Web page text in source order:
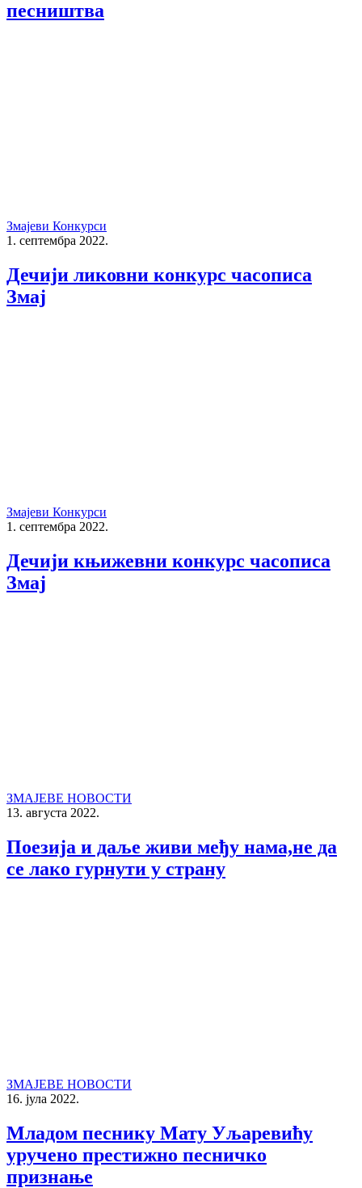
песништва
Змајеви Конкурси
1. септембра 2022.
Дечији ликовни конкурс часописа
Змај
Змајеви Конкурси
1. септембра 2022.
Дечији књижевни конкурс часописа
Змај
ЗМАЈЕВЕ НОВОСТИ
13. августа 2022.
Поезија и даље живи међу нама,не да
се лако гурнути у страну
ЗМАЈЕВЕ НОВОСТИ
16. јула 2022.
Младом песнику Мату Уљаревићу
уручено престижно песничко
признање